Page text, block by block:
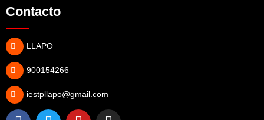
Contacto
LLAPO
900154266
iestpllapo@gmail.com